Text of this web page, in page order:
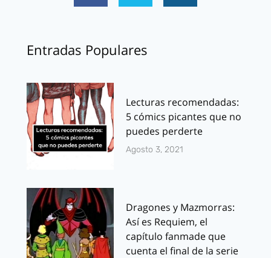
Entradas Populares
Lecturas recomendadas:
5 cómics picantes que no
puedes perderte
Agosto 3, 2021
Dragones y Mazmorras:
Así es Requiem, el
capítulo fanmade que
cuenta el final de la serie